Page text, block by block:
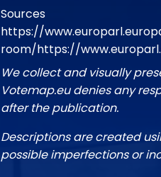
Sources
https://
room/https://
We collect and visually
Votemap.eu denies any
after the publication.
Descriptions are created
possible imperfections or